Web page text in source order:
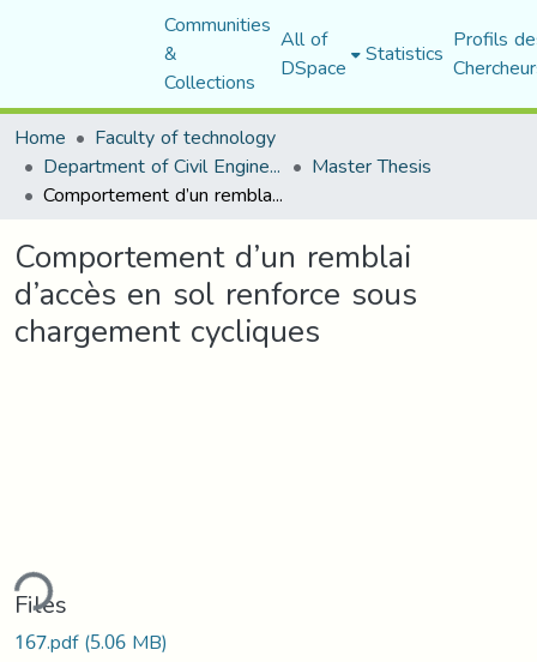
Communities
&
Collections
All of
DSpace Statistics Profils
Home
Faculty of technology
Department of Civil Engineering Master Thesis
Comportement d’un remblai d’accès en sol renforce sous chargement cycliques
Comportement d’un remblai
d’accès en sol renforce sous
chargement cycliques
Files
167.pdf(5.06 MB)